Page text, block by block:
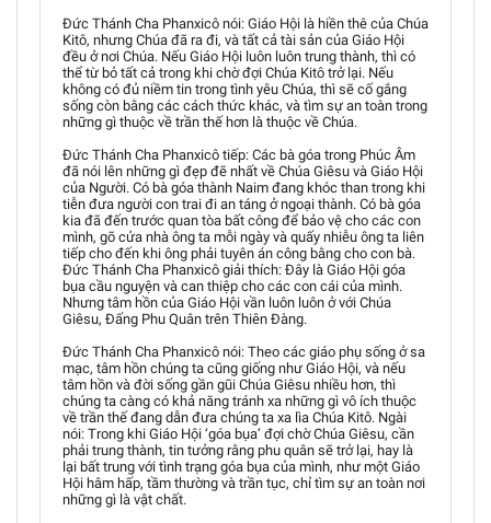
Đức Thánh Cha Phanxicô nói: Giáo Hội là hiền thê của Chúa
Kitô, nhưng Chúa đã ra đi, và tất cả tài sản của Giáo Hội
đều ở nơi Chúa. Nếu Giáo Hội luôn luôn trung thành, thì có
thể từ bỏ tất cả trong khi chờ đợi Chúa Kitô trở lại. Nếu
không có đủ niềm tin trong tình yêu Chúa, thì sẽ cố gắng
sống còn bằng các cách thức khác, và tìm sự an toàn trong
những gì thuộc về trần thế hơn là thuộc về Chúa.
Đức Thánh Cha Phanxicô tiếp: Các bà góa trong Phúc Âm
đã nói lên những gì đẹp đẽ nhất về Chúa Giêsu và Giáo Hội
của Người. Có bà góa thành Naim đang khóc than trong khi
tiễn đưa người con trai đi an táng ở ngoại thành. Có bà góa
kia đã đến trước quan tòa bất công để bảo vệ cho các con
mình, gõ cửa nhà ông ta mỗi ngày và quấy nhiễu ông ta liên
tiếp cho đến khi ông phải tuyên án công bằng cho con bà.
Đức Thánh Cha Phanxicô giải thích: Đây là Giáo Hội góa
bụa cầu nguyện và can thiệp cho các con cái của mình.
Nhưng tâm hồn của Giáo Hội vần luôn luôn ở với Chúa
Giêsu, Đấng Phu Quân trên Thiên Đàng.
Đức Thánh Cha Phanxicô nói: Theo các giáo phụ sống ở sa
mạc, tâm hồn chúng ta cũng giống như Giáo Hội, và nếu
tâm hồn và đời sống gần gũi Chúa Giêsu nhiều hơn, thì
chúng ta càng có khả năng tránh xa những gì vô ích thuộc
về trần thế đang dẫn đưa chúng ta xa lìa Chúa Kitô. Ngài
nói: Trong khi Giáo Hội ‘góa bụa’ đợi chờ Chúa Giêsu, cần
phải trung thành, tin tưởng rằng phu quân sẽ trở lại, hay là
lại bất trung với tình trạng góa bụa của mình, như một Giáo
Hội hâm hấp, tầm thường và trần tục, chỉ tìm sự an toàn nơi
những gì là vật chất.